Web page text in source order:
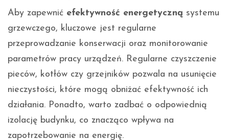
Aby zapewnić efektywność energetyczną systemu
grzewczego, kluczowe jest regularne
przeprowadzanie konserwacji oraz monitorowanie
parametrów pracy urządzeń. Regularne czyszczenie
pieców, kotłów czy grzejników pozwala na usunięcie
nieczystości, które mogą obniżać efektywność ich
działania. Ponadto, warto zadbać o odpowiednią
izolację budynku, co znacząco wpływa na
zapotrzebowanie na energię.